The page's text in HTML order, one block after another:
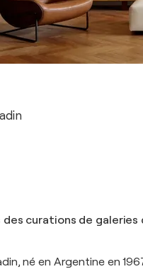
des curations de galeries
né en Argentine en